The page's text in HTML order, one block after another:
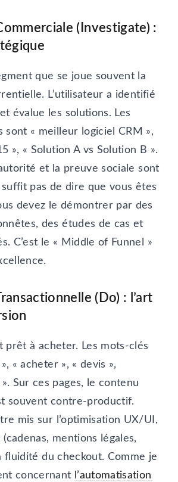
(Investigate) :
que se joue souvent la
L’utilisateur a identifié
évalue les solutions. Les
sont « meilleur logiciel CRM »,
», « Solution A vs Solution B ».
et la preuve sociale sont
pas de dire que vous êtes
devez le démontrer par des
des études de cas et
C’est le « Middle of Funnel »
(Do) : l’art
prêt à acheter. Les mots-clés
« acheter », « devis »,
Sur ces pages, le contenu
souvent contre-productif.
mis sur l’optimisation UX/UI,
(cadenas, mentions légales,
fluidité du checkout. Comme je
concernant
l’automatisation